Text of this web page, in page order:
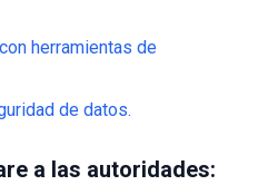
herramientas de
de datos.
a las autoridades: